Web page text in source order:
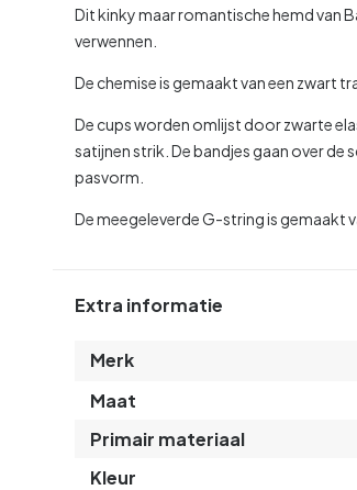
Dit kinky maar romantische hemd van
verwennen.
De chemise is gemaakt van een zwart
De cups worden omlijst door zwarte
satijnen strik. De bandjes gaan over
pasvorm.
De meegeleverde G-string is gemaakt
Extra informatie
Merk
Maat
Primair materiaal
Kleur